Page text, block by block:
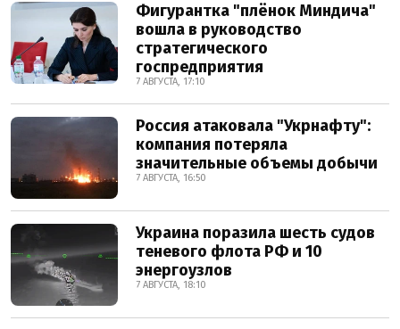
Фигурантка "плёнок Миндича"
вошла в руководство
стратегического
госпредприятия
7 АВГУСТА, 17:10
Россия атаковала "Укрнафту":
компания потеряла
значительные объемы добычи
7 АВГУСТА, 16:50
Украина поразила шесть судов
теневого флота РФ и 10
энергоузлов
7 АВГУСТА, 18:10